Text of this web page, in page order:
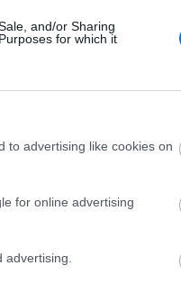
and/or Sharing
for which it
to advertising like cookies on
for online advertising
στο θέμα
που
18:22
18:09